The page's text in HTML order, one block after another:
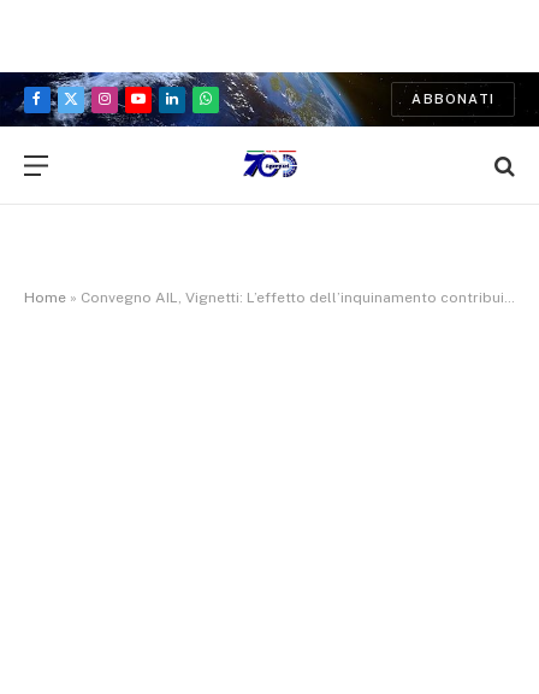
Facebook
X
Instagram
YouTubeLinkedInWhatsApp
ABBONATI
Home » Convegno AIL, Vignetti: L’effetto dell’inquinamento contribuisce ad aumentare il rischio che si sviluppino le malattie